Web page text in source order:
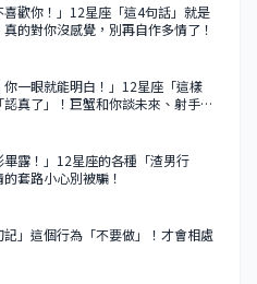
喜歡你！」12星座「這4句話」就是
的對你沒感覺，別再自作多情了！
你一眼就能明白！」12星座「這樣
真了」！巨蟹和你談未來、射手為
畢露！」12星座的各種「渣男行
套路小心別被騙！
」這個行為「不要做」！才會相處